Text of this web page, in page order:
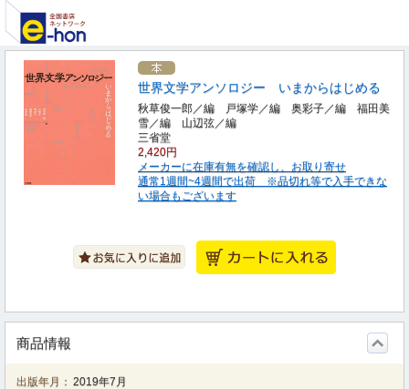
世界文学アンソロジー いまからはじめる
秋草俊一郎／編 戸塚学／編 奥彩子／編 福田美
雪／編 山辺弦／編
三省堂
2,420円
メーカーに在庫有無を確認し、お取り寄せ
通常1週間~4週間で出荷 ※品切れ等で入手できな
い場合もございます
商品情報
出版年月： 2019年7月